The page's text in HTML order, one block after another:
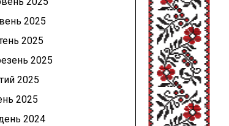
2025
2025
2025
2025
2025
2024